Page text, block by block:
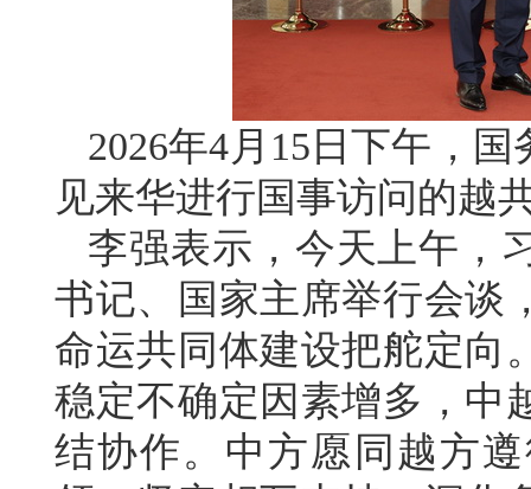
2026年4月15日下午，
见来华进行国事访问的越
李强表示，今天上午，
书记、国家主席举行会谈
命运共同体建设把舵定向
稳定不确定因素增多，中
结协作。中方愿同越方